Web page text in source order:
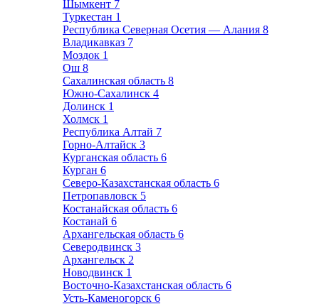
Шымкент 7
Туркестан 1
Республика Северная Осетия — Алания 8
Владикавказ 7
Моздок 1
Ош 8
Сахалинская область 8
Южно-Сахалинск 4
Долинск 1
Холмск 1
Республика Алтай 7
Горно-Алтайск 3
Курганская область 6
Курган 6
Северо-Казахстанская область 6
Петропавловск 5
Костанайская область 6
Костанай 6
Архангельская область 6
Северодвинск 3
Архангельск 2
Новодвинск 1
Восточно-Казахстанская область 6
Усть-Каменогорск 6